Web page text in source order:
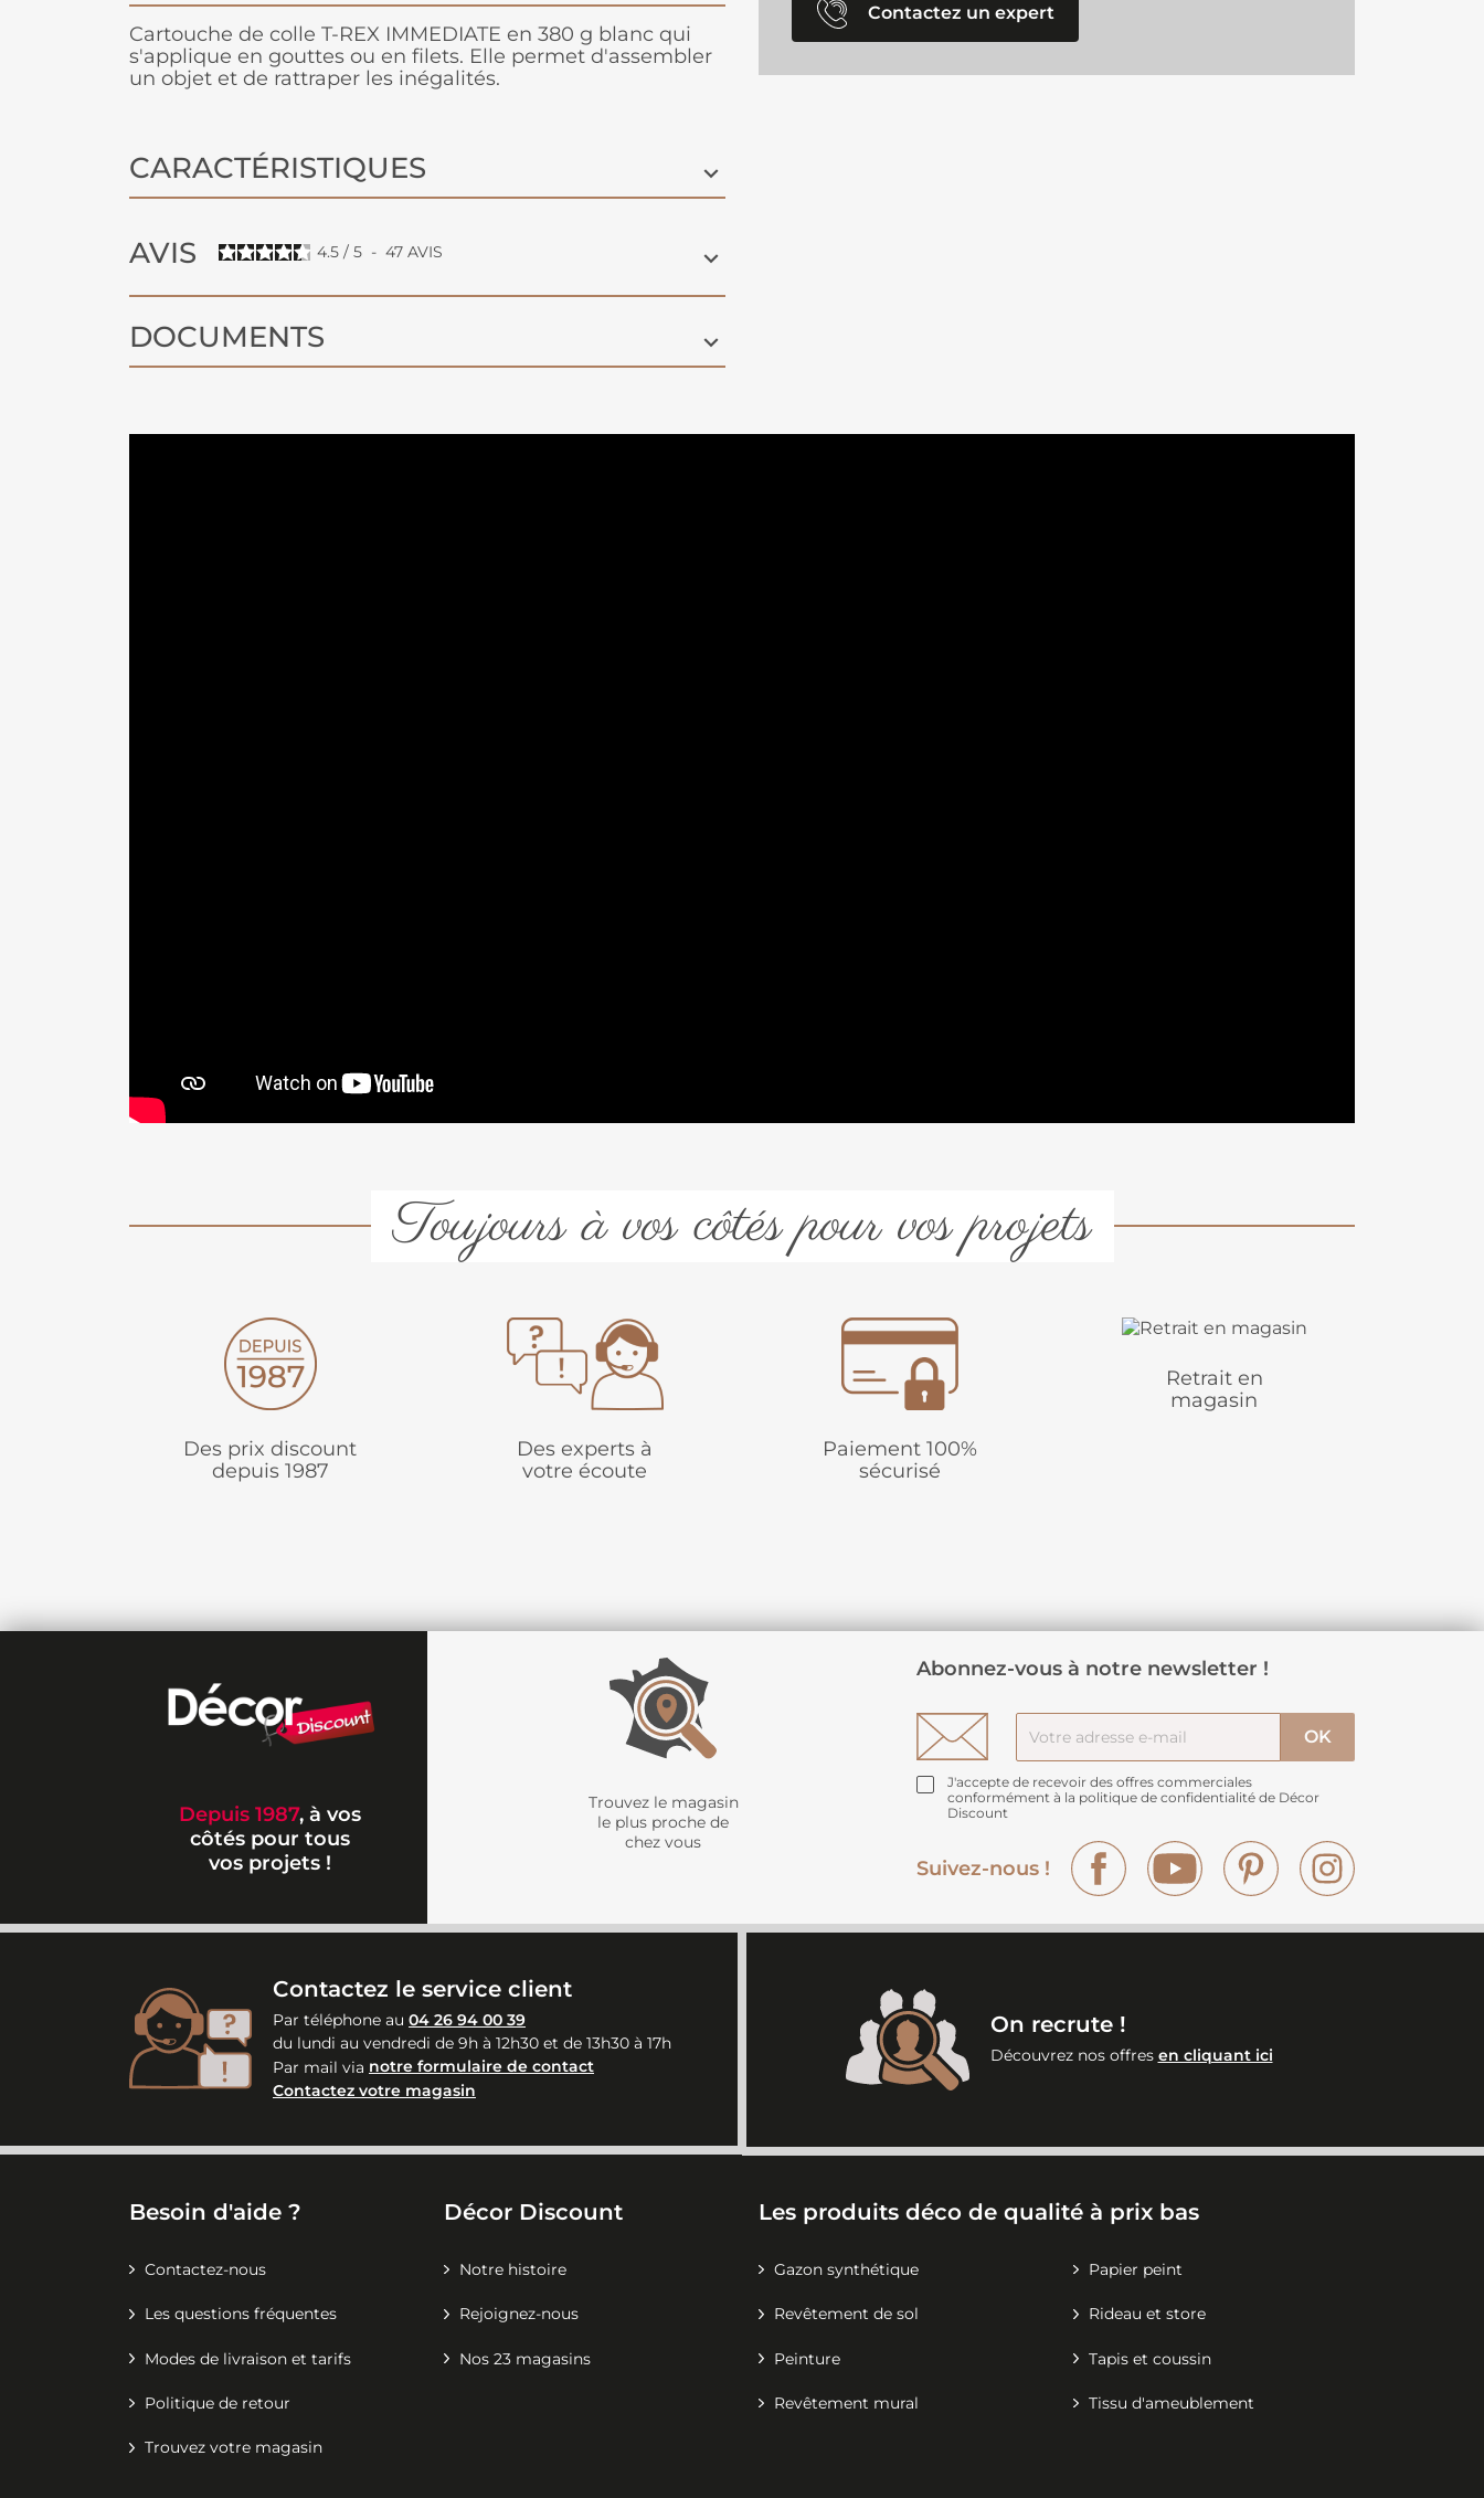
Cartouche de colle T-REX IMMEDIATE en 380 g blanc qui
s'applique en gouttes ou en filets. Elle permet d'assembler
un objet et de rattraper les inégalités.
CARACTÉRISTIQUES
AVIS 4.5 / 5 - 47 AVIS
DOCUMENTS
Contactez un expert
Toujours à vos côtés pour vos projets
Des prix discount
depuis 1987
Des experts à
votre écoute
Paiement 100%
sécurisé
Retrait en
magasin
Depuis 1987, à vos
côtés pour tous
vos projets !
Trouvez le magasin
le plus proche de
chez vous
Abonnez-vous à notre newsletter !
J'accepte de recevoir des offres commerciales
conformément à la politique de confidentialité de Décor
Discount
Suivez-nous !
Facebook YouTube Pinterest
Contactez le service client
Par téléphone au 04 26 94 00 39
du lundi au vendredi de 9h à 12h30 et de 13h30 à 17h
Par mail via notre formulaire de contact
Contactez votre magasin
On recrute !
Découvrez nos offres en cliquant ici
Besoin d'aide ?
Contactez-nous
Les questions fréquentes
Modes de livraison et tarifs
Politique de retour
Trouvez votre magasin
Décor Discount
Notre histoire
Rejoignez-nous
Nos 23 magasins
Les produits déco de qualité à prix bas
Gazon synthétique Papier peint
Revêtement de sol Rideau et store
Peinture Tapis et coussin
Revêtement mural Tissu d'ameublement